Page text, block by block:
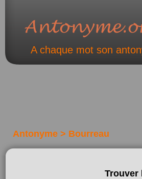
A chaque mot son
Antonyme > Bourreau
Trouver